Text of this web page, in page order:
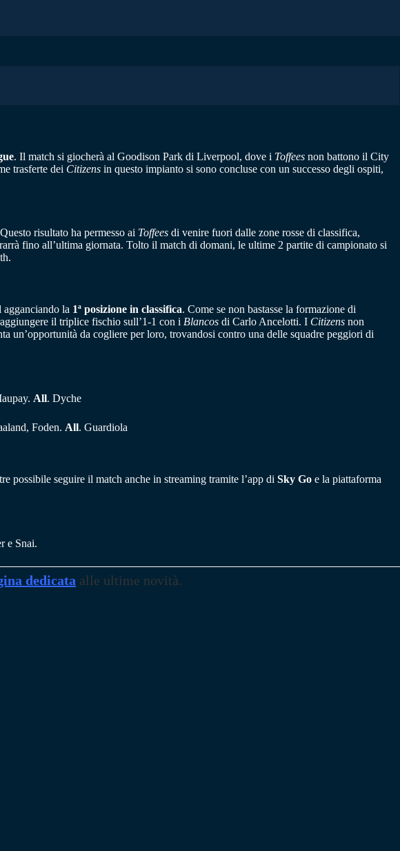
. Il match si giocherà al Goodison Park di Liverpool, dove i Toffees non battono il City
trasferte dei Citizens in questo impianto si sono concluse con un successo degli ospiti,
risultato ha permesso ai Toffees di venire fuori dalle zone rosse di classifica,
fino all’ultima giornata. Tolto il match di domani, le ultime 2 partite di campionato si
la 1ª posizione in classifica. Come se non bastasse la formazione di
il triplice fischio sull’1-1 con i Blancos di Carlo Ancelotti. I Citizens non
un’opportunità da cogliere per loro, trovandosi contro una delle squadre peggiori di
All. Dyche
Foden. All. Guardiola
possibile seguire il match anche in streaming tramite l’app di Sky Go e la piattaforma
e Snai.
dedicata alle ultime novità.